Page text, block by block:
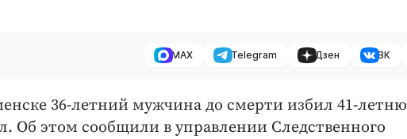
MAX Telegram Дзен ВК
36-летний мужчина до смерти избил 41-
Об этом сообщили в управлении Следственного